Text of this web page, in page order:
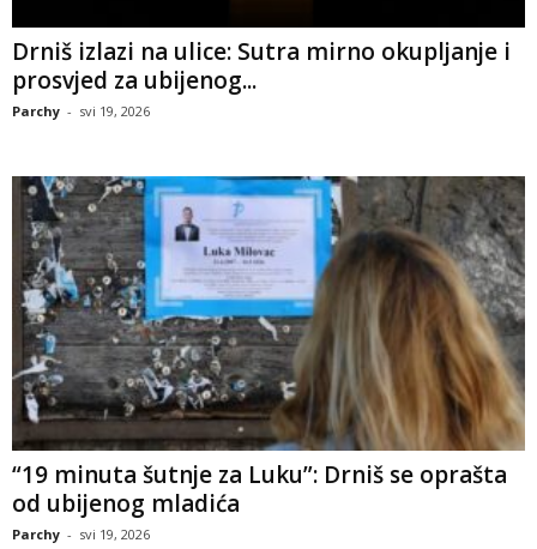
Drniš izlazi na ulice: Sutra mirno okupljanje i
prosvjed za ubijenog...
Parchy - svi 19, 2026
“19 minuta šutnje za Luku”: Drniš se oprašta
od ubijenog mladića
Parchy - svi 19, 2026